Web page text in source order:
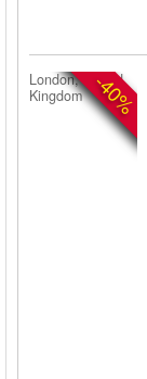
-40%
London, United
Kingdom